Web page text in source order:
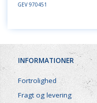
GEV 970451
INFORMATIONER
Fortrolighed
Fragt og levering